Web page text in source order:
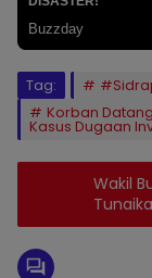
Tag:
Korban
Kasus Dugaan
Wakil